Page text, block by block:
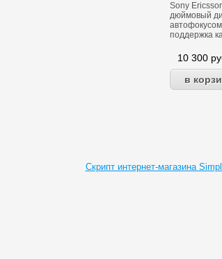
Sony
дюймовый
поддержка
10 300
Скрипт интернет-магазина